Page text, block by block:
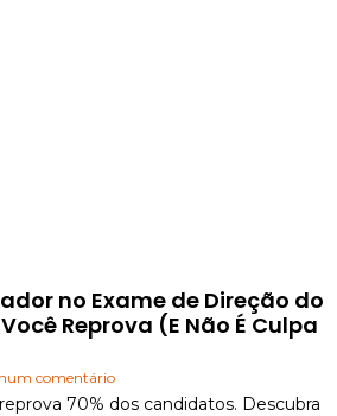
no Exame de Direção do
Você Reprova (E Não É Culpa
comentário
70% dos candidatos. Descubra